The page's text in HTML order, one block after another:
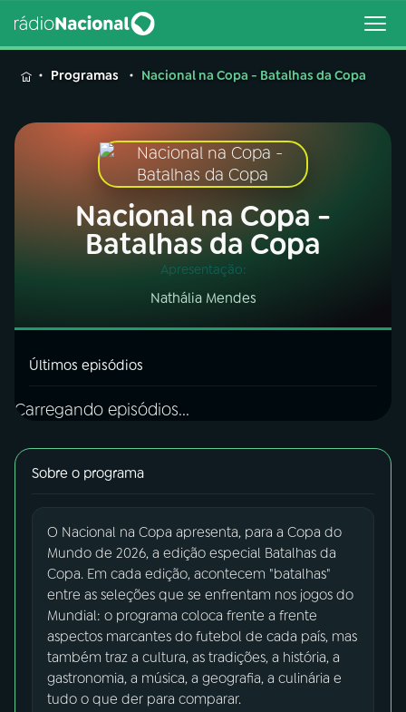
MENU
Nacional
Buscar
AO VIVO
01INÍCIO
03PROGRAMAÇÃO
05PODCASTS
VIDEOCASTS
ÚLTIMAS
Programas Nacional na Copa - Batalhas da Copa
Nacional na Copa -
Batalhas da Copa
Apresentação:
Nathália Mendes
Últimos episódios
Carregando episódios...
Sobre o programa
O Nacional na Copa apresenta, para a Copa do
Mundo de 2026, a edição especial Batalhas da
Copa. Em cada edição, acontecem "batalhas"
entre as seleções que se enfrentam nos jogos do
Mundial: o programa coloca frente a frente
aspectos marcantes do futebol de cada país, mas
também traz a cultura, as tradições, a história, a
gastronomia, a música, a geografia, a culinária e
tudo o que der para comparar.